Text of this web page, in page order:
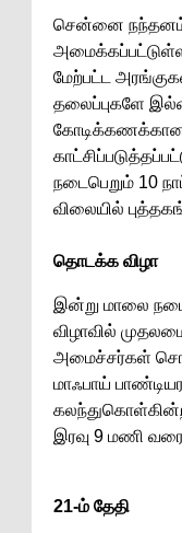
சென்னை நந்தனம்
அமைக்கப்பட்டுள்ள
மேற்பட்ட
தலைப்புகளே
நடைபெறும் 10
விலையில்
தொடக்க விழா
இன்று மாலை
விழாவில்
அமைச்சர்கள்
மாஃபாய்
இரவு 9 மணி வரை
21-ம் தேதி